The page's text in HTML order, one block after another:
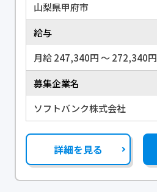
山梨県甲府市
給与
月給 247,340円 〜 272,340円
募集企業名
ソフトバンク株式会社
詳細を見る